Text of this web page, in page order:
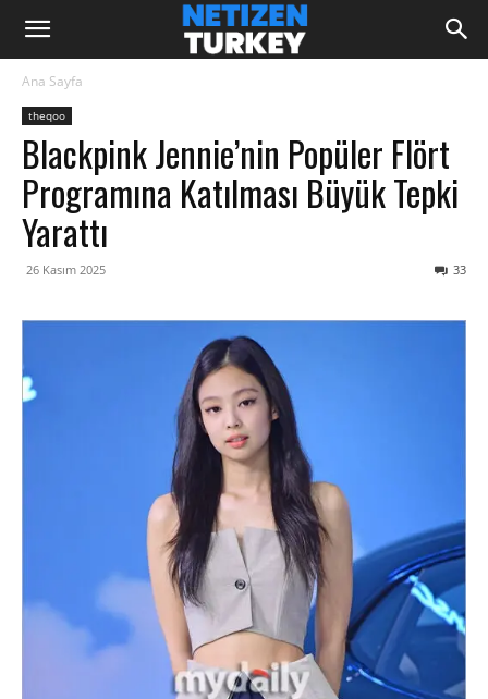
Ana Sayfa
theqoo
Blackpink Jennie’nin Popüler Flört
Programına Katılması Büyük Tepki
Yarattı
26 Kasım 2025 33